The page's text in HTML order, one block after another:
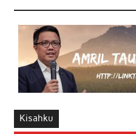
Kisahku